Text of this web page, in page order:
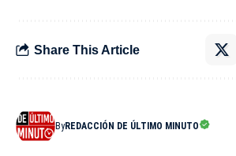
Share This Article
ByREDACCIÓN DE ÚLTIMO MINUTO